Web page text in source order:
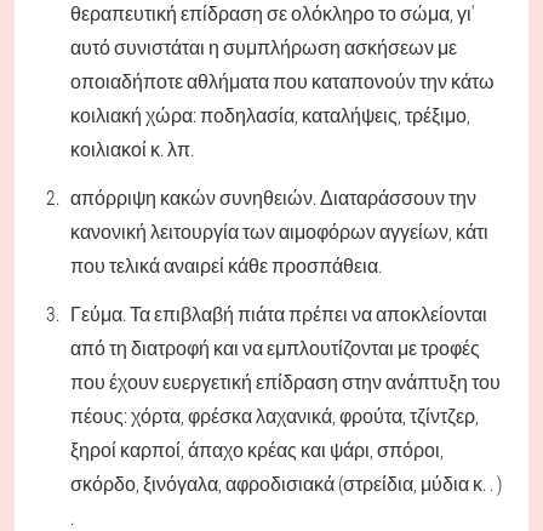
θεραπευτική επίδραση σε ολόκληρο το σώμα, γι'
αυτό συνιστάται η συμπλήρωση ασκήσεων με
οποιαδήποτε αθλήματα που καταπονούν την κάτω
κοιλιακή χώρα: ποδηλασία, καταλήψεις, τρέξιμο,
κοιλιακοί κ. λπ.
απόρριψη κακών συνηθειών. Διαταράσσουν την
κανονική λειτουργία των αιμοφόρων αγγείων, κάτι
που τελικά αναιρεί κάθε προσπάθεια.
Γεύμα. Τα επιβλαβή πιάτα πρέπει να αποκλείονται
από τη διατροφή και να εμπλουτίζονται με τροφές
που έχουν ευεργετική επίδραση στην ανάπτυξη του
πέους: χόρτα, φρέσκα λαχανικά, φρούτα, τζίντζερ,
ξηροί καρποί, άπαχο κρέας και ψάρι, σπόροι,
σκόρδο, ξινόγαλα, αφροδισιακά (στρείδια, μύδια κ. . )
.